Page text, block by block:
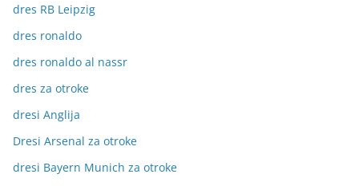
dres RB Leipzig
dres ronaldo
dres ronaldo al nassr
dres za otroke
dresi Anglija
Dresi Arsenal za otroke
dresi Bayern Munich za otroke